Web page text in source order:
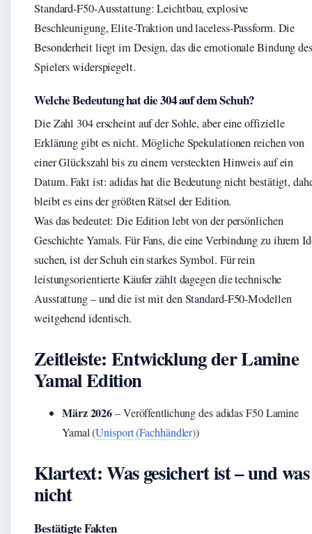
Standard-F50-Ausstattung: Leichtbau, explosive
Beschleunigung, Elite-Traktion und laceless-Passform. Die
Besonderheit liegt im Design, das die emotionale Bindung des
Spielers widerspiegelt.
Welche Bedeutung hat die 304 auf dem Schuh?
Die Zahl 304 erscheint auf der Sohle, aber eine offizielle
Erklärung gibt es nicht. Mögliche Spekulationen reichen von
einer Glückszahl bis zu einem versteckten Hinweis auf ein
Datum. Fakt ist: adidas hat die Bedeutung nicht bestätigt,
bleibt es eins der größten Rätsel der Edition.
Was das bedeutet: Die Edition lebt von der persönlichen
Geschichte Yamals. Für Fans, die eine Verbindung zu ihrem
suchen, ist der Schuh ein starkes Symbol. Für rein
leistungsorientierte Käufer zählt dagegen die technische
Ausstattung – und die ist mit den Standard-F50-Modellen
weitgehend identisch.
Zeitleiste: Entwicklung der Lamine
Yamal Edition
März 2026– Veröffentlichung des adidas F50 Lamine
Yamal (Unisport (Fachhändler))
Klartext: Was gesichert ist – und was
nicht
Bestätigte Fakten